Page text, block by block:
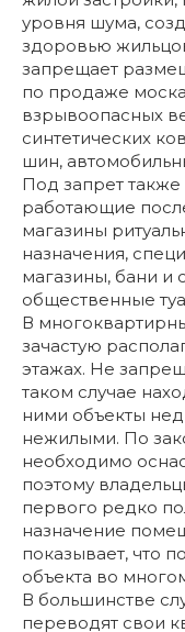
уровня шума,
здоровью
запрещает
по продаже
взрывоопасных
синтетических
шин,
Под запрет
работающие
магазины
назначения,
магазины, бани и
общественные
В
зачастую
этажах. Не
таком случае
ними объекты
нежилыми. По
необходимо
поэтому
первого редко
назначение
показывает, что
объекта во
В большинстве
переводят свои